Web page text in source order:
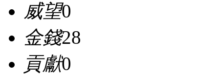
威望0
金錢28
貢獻0